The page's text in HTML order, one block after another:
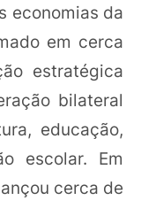
economias da
em cerca
estratégica
bilateral
educação,
escolar. Em
cerca de